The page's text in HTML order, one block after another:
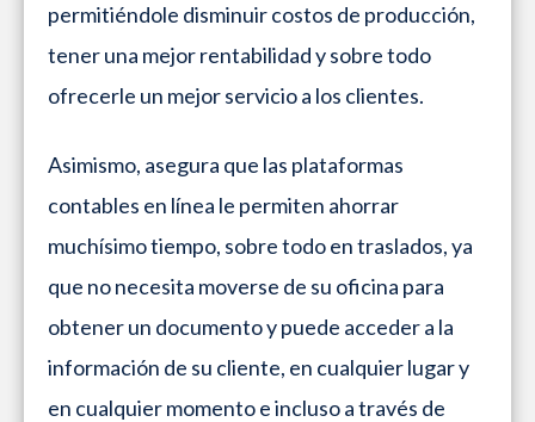
permitiéndole disminuir costos de producción,
tener una mejor rentabilidad y sobre todo
ofrecerle un mejor servicio a los clientes.
Asimismo, asegura que las plataformas
contables en línea le permiten ahorrar
muchísimo tiempo, sobre todo en traslados, ya
que no necesita moverse de su oficina para
obtener un documento y puede acceder a la
información de su cliente, en cualquier lugar y
en cualquier momento e incluso a través de